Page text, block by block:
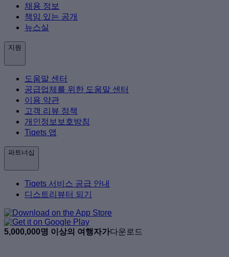
채용 정보
책임 있는 공개
뉴스실
지원
도움말 센터
공급업체를 위한 도움말 센터
이용 약관
고객 리뷰 정책
개인정보보호방침
Tiqets 앱
파트너십
Tiqets 서비스 공급 안내
디스트리뷰터 되기
5,000,000명 이상의 여행자가다운로드